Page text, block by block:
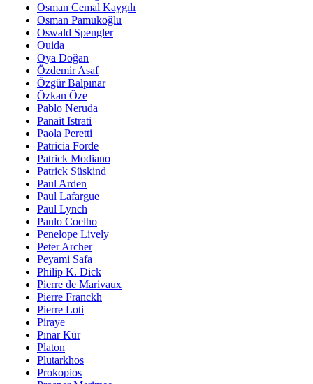
Osman Cemal Kaygılı
Osman Pamukoğlu
Oswald Spengler
Ouida
Oya Doğan
Özdemir Asaf
Özgür Balpınar
Özkan Öze
Pablo Neruda
Panait Istrati
Paola Peretti
Patricia Forde
Patrick Modiano
Patrick Süskind
Paul Arden
Paul Lafargue
Paul Lynch
Paulo Coelho
Penelope Lively
Peter Archer
Peyami Safa
Philip K. Dick
Pierre de Marivaux
Pierre Franckh
Pierre Loti
Piraye
Pınar Kür
Platon
Plutarkhos
Prokopios